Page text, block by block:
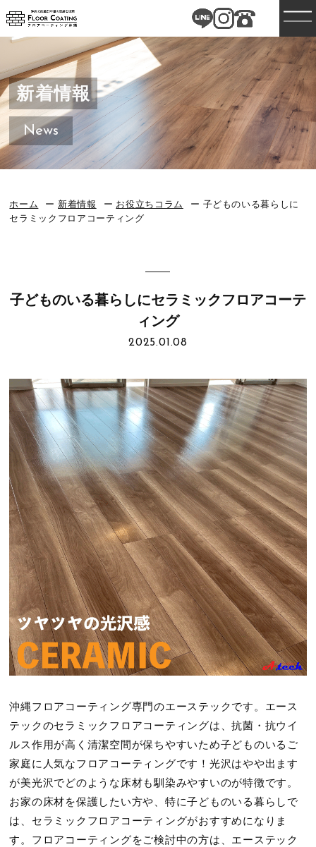
新着情報
News
ホーム 新着情報 お役立ちコラム
子どものいる暮らしに
セラミックフロアコーティング
子どものいる暮らしにセラミックフロアコーテ
ィング
2025.01.08
沖縄フロアコーティング専門のエーステックです。エース
テックのセラミックフロアコーティングは、抗菌・抗ウイ
ルス作用が高く清潔空間が保ちやすいため子どものいるご
家庭に人気なフロアコーティングです！光沢はやや出ます
が美光沢でどのような床材も馴染みやすいのが特徴です。
お家の床材を保護したい方や、特に子どものいる暮らしで
は、セラミックフロアコーティングがおすすめになりま
す。フロアコーティングをご検討中の方は、エーステック